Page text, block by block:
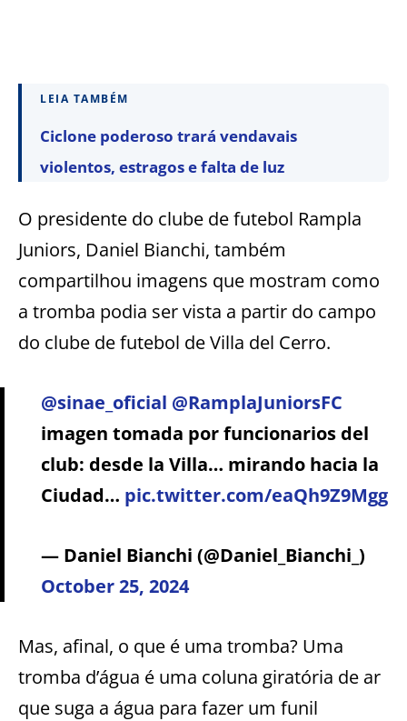
LEIA TAMBÉM
Ciclone poderoso trará vendavais
violentos, estragos e falta de luz
O presidente do clube de futebol Rampla
Juniors, Daniel Bianchi, também
compartilhou imagens que mostram como
a tromba podia ser vista a partir do campo
do clube de futebol de Villa del Cerro.
@sinae_oficial @RamplaJuniorsFC
imagen tomada por funcionarios del
club: desde la Villa… mirando hacia la
Ciudad… pic.twitter.com/eaQh9Z9Mgg
— Daniel Bianchi (@Daniel_Bianchi_)
October 25, 2024
Mas, afinal, o que é uma tromba? Uma
tromba d’água é uma coluna giratória de ar
que suga a água para fazer um funil